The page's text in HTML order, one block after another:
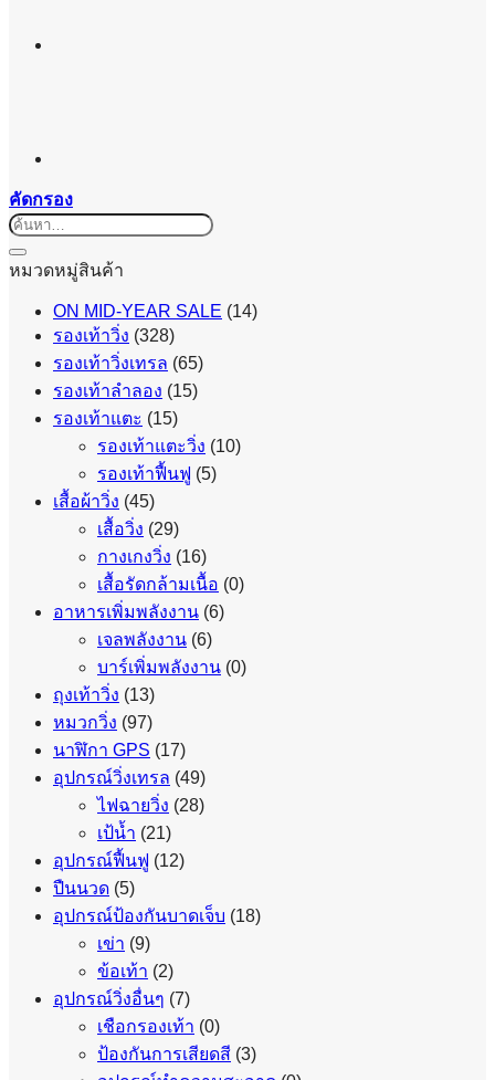
คัดกรอง
ค้นหา:
หมวดหมู่สินค้า
ON MID-YEAR SALE (14)
รองเท้าวิ่ง (328)
รองเท้าวิ่งเทรล (65)
รองเท้าลำลอง (15)
รองเท้าแตะ (15)
รองเท้าแตะวิ่ง (10)
รองเท้าฟื้นฟู (5)
เสื้อผ้าวิ่ง (45)
เสื้อวิ่ง (29)
กางเกงวิ่ง (16)
เสื้อรัดกล้ามเนื้อ (0)
อาหารเพิ่มพลังงาน (6)
เจลพลังงาน (6)
บาร์เพิ่มพลังงาน (0)
ถุงเท้าวิ่ง (13)
หมวกวิ่ง (97)
นาฬิกา GPS (17)
อุปกรณ์วิ่งเทรล (49)
ไฟฉายวิ่ง (28)
เป้น้ำ (21)
อุปกรณ์ฟื้นฟู (12)
ปืนนวด (5)
อุปกรณ์ป้องกันบาดเจ็บ (18)
เข่า (9)
ข้อเท้า (2)
อุปกรณ์วิ่งอื่นๆ (7)
เชือกรองเท้า (0)
ป้องกันการเสียดสี (3)